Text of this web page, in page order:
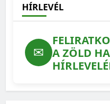
HÍRLEVÉL
✉
A ZÖLD